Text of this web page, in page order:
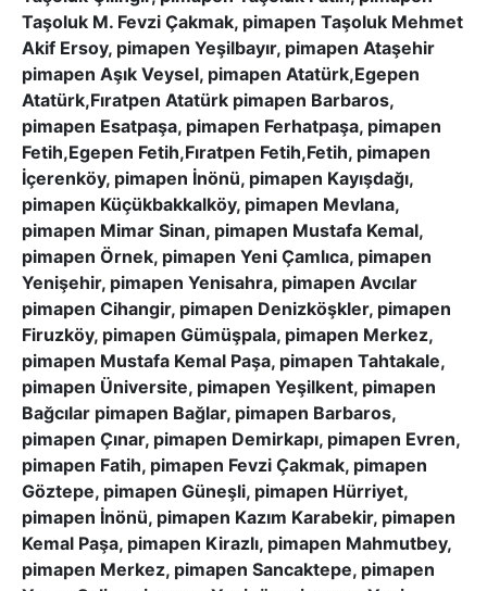
Taşoluk M. Fevzi Çakmak, pimapen Taşoluk Mehmet
Akif Ersoy, pimapen Yeşilbayır, pimapen Ataşehir
pimapen Aşık Veysel, pimapen Atatürk,Egepen
Atatürk,Fıratpen Atatürk pimapen Barbaros,
pimapen Esatpaşa, pimapen Ferhatpaşa, pimapen
Fetih,Egepen Fetih,Fıratpen Fetih,Fetih, pimapen
İçerenköy, pimapen İnönü, pimapen Kayışdağı,
pimapen Küçükbakkalköy, pimapen Mevlana,
pimapen Mimar Sinan, pimapen Mustafa Kemal,
pimapen Örnek, pimapen Yeni Çamlıca, pimapen
Yenişehir, pimapen Yenisahra, pimapen Avcılar
pimapen Cihangir, pimapen Denizköşkler, pimapen
Firuzköy, pimapen Gümüşpala, pimapen Merkez,
pimapen Mustafa Kemal Paşa, pimapen Tahtakale,
pimapen Üniversite, pimapen Yeşilkent, pimapen
Bağcılar pimapen Bağlar, pimapen Barbaros,
pimapen Çınar, pimapen Demirkapı, pimapen Evren,
pimapen Fatih, pimapen Fevzi Çakmak, pimapen
Göztepe, pimapen Güneşli, pimapen Hürriyet,
pimapen İnönü, pimapen Kazım Karabekir, pimapen
Kemal Paşa, pimapen Kirazlı, pimapen Mahmutbey,
pimapen Merkez, pimapen Sancaktepe, pimapen